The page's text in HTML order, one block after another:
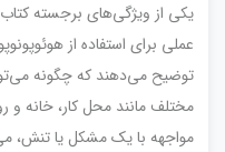
یکی از ویژگی‌های برجسته
عملی برای استفاده از
توضیح می‌دهند که چگونه
مختلف مانند محل کار، خانه و
مواجهه با یک مشکل یا تنش،